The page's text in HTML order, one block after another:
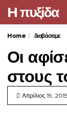
H πυξίδα
Home διαβάσαμε
Οι
στους
Απρίλιος 19, 2015